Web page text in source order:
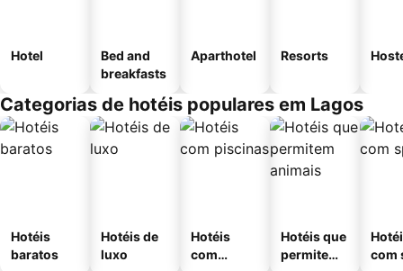
Hotel
Bed and
breakfasts
Aparthotel Resorts
Categorias de hotéis populares em Lagos
Hotéis
baratos
Hotéis de
luxo
Hotéis
com
Hotéis que
permitem
com